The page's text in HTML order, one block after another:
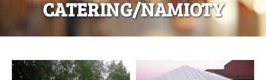
CATERING/NAMIOTY